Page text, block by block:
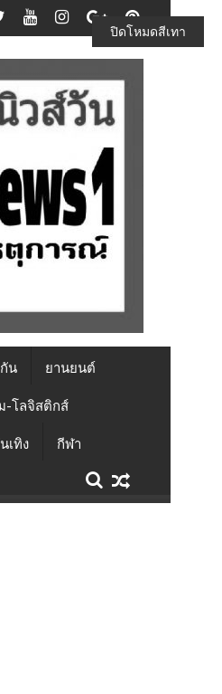
น ยานยนต์
-โลจิสติกส์
เทิง กีฬา
ปิดโหมดสีเทา